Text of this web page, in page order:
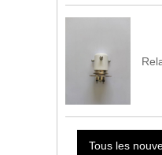
Tous les